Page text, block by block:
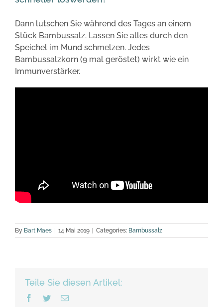
Dann lutschen Sie während des Tages an einem
Stück Bambussalz. Lassen Sie alles durch den
Speichel im Mund schmelzen. Jedes
Bambussalzkorn (9 mal geröstet) wirkt wie ein
Immunverstärker.
By Bart Maes | 14 Mai 2019 | Categories: Bambussalz
Teile Sie diesen Artikel:
Facebook
TwitterEmail